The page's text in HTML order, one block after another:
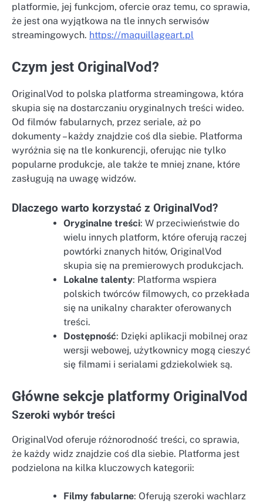
platformie, jej funkcjom, ofercie oraz temu, co sprawia,
że jest ona wyjątkowa na tle innych serwisów
streamingowych. https://maquillageart.pl
Czym jest OriginalVod?
OriginalVod to polska platforma streamingowa, która
skupia się na dostarczaniu oryginalnych treści wideo.
Od filmów fabularnych, przez seriale, aż po
dokumenty – każdy znajdzie coś dla siebie. Platforma
wyróżnia się na tle konkurencji, oferując nie tylko
popularne produkcje, ale także te mniej znane, które
zasługują na uwagę widzów.
Dlaczego warto korzystać z OriginalVod?
Oryginalne treści: W przeciwieństwie do
wielu innych platform, które oferują raczej
powtórki znanych hitów, OriginalVod
skupia się na premierowych produkcjach.
Lokalne talenty: Platforma wspiera
polskich twórców filmowych, co przekłada
się na unikalny charakter oferowanych
treści.
Dostępność: Dzięki aplikacji mobilnej oraz
wersji webowej, użytkownicy mogą cieszyć
się filmami i serialami gdziekolwiek są.
Główne sekcje platformy OriginalVod
Szeroki wybór treści
OriginalVod oferuje różnorodność treści, co sprawia,
że każdy widz znajdzie coś dla siebie. Platforma jest
podzielona na kilka kluczowych kategorii:
Filmy fabularne: Oferują szeroki wachlarz